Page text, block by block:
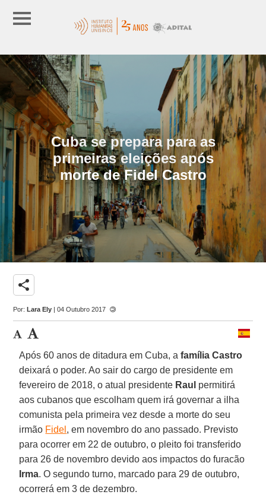
Cuba se prepara para as
primeiras eleições após
morte de Fidel Castro
share
Por:Lara Ely | 04 Outubro 2017
Após 60 anos de ditadura em Cuba, a família Castro
deixará o poder. Ao sair do cargo de presidente em
fevereiro de 2018, o atual presidente Raul permitirá
aos cubanos que escolham quem irá governar a ilha
comunista pela primeira vez desde a morte do seu
irmão Fidel , em novembro do ano passado. Previsto
para ocorrer em 22 de outubro, o pleito foi transferido
para 26 de novembro devido aos impactos do furacão
Irma. O segundo turno, marcado para 29 de outubro,
ocorrerá em 3 de dezembro.